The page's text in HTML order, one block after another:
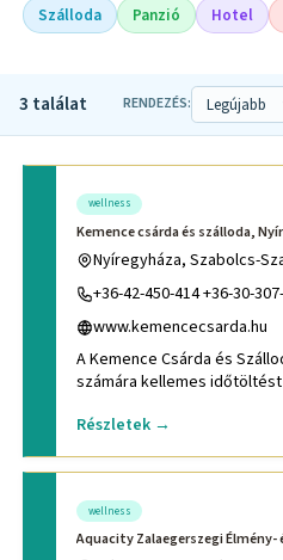
Szálloda Panzió Hotel
3 találat RENDEZÉS:
wellness
Kemence csárda és szálloda,
Nyíregyháza, Szabolcs-
+36-42-450-414 +36-30-
www.kemencecsarda.hu
A Kemence Csárda és
számára kellemes
Részletek →
wellness
Aquacity Zalaegerszegi Élmény-